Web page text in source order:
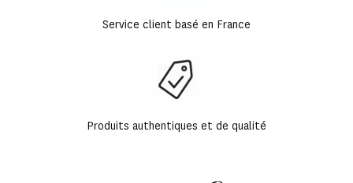
Service client basé en France
Produits authentiques et de qualité